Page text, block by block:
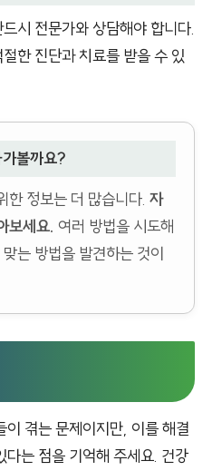
시 전문가와 상담해야 합니다.
한 진단과 치료를 받을 수 있
볼까요?
한 정보는 더 많습니다. 자
보세요. 여러 방법을 시도해
는 방법을 발견하는 것이
겪는 문제이지만, 이를 해결
다는 점을 기억해 주세요. 건강